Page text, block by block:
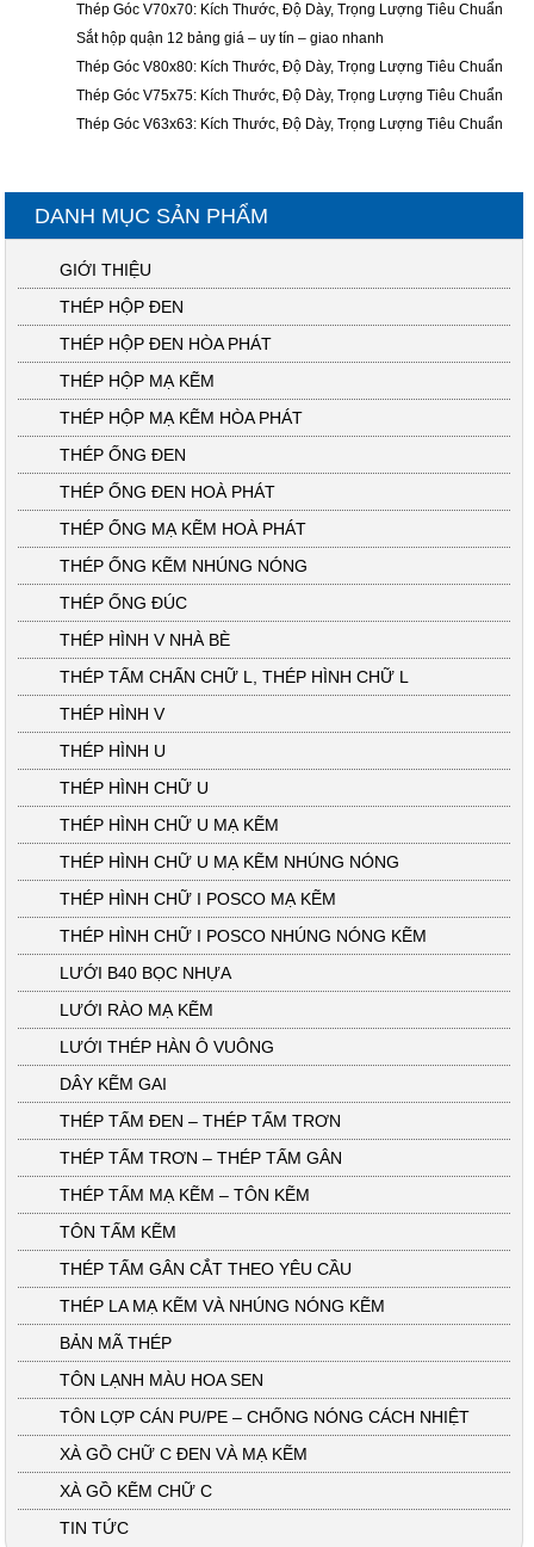
Thép Góc V70x70: Kích Thước, Độ Dày, Trọng Lượng Tiêu Chuẩn
Sắt hộp quận 12 bảng giá – uy tín – giao nhanh
Thép Góc V80x80: Kích Thước, Độ Dày, Trọng Lượng Tiêu Chuẩn
Thép Góc V75x75: Kích Thước, Độ Dày, Trọng Lượng Tiêu Chuẩn
Thép Góc V63x63: Kích Thước, Độ Dày, Trọng Lượng Tiêu Chuẩn
DANH MỤC SẢN PHẨM
GIỚI THIỆU
THÉP HỘP ĐEN
THÉP HỘP ĐEN HÒA PHÁT
THÉP HỘP MẠ KẼM
THÉP HỘP MẠ KẼM HÒA PHÁT
THÉP ỐNG ĐEN
THÉP ỐNG ĐEN HOÀ PHÁT
THÉP ỐNG MẠ KẼM HOÀ PHÁT
THÉP ỐNG KẼM NHÚNG NÓNG
THÉP ỐNG ĐÚC
THÉP HÌNH V NHÀ BÈ
THÉP TẤM CHẤN CHỮ L, THÉP HÌNH CHỮ L
THÉP HÌNH V
THÉP HÌNH U
THÉP HÌNH CHỮ U
THÉP HÌNH CHỮ U MẠ KẼM
THÉP HÌNH CHỮ U MẠ KẼM NHÚNG NÓNG
THÉP HÌNH CHỮ I POSCO MẠ KẼM
THÉP HÌNH CHỮ I POSCO NHÚNG NÓNG KẼM
LƯỚI B40 BỌC NHỰA
LƯỚI RÀO MẠ KẼM
LƯỚI THÉP HÀN Ô VUÔNG
DÂY KẼM GAI
THÉP TẤM ĐEN – THÉP TẤM TRƠN
THÉP TẤM TRƠN – THÉP TẤM GÂN
THÉP TẤM MẠ KẼM – TÔN KẼM
TÔN TẤM KẼM
THÉP TẤM GÂN CẮT THEO YÊU CẦU
THÉP LA MẠ KẼM VÀ NHÚNG NÓNG KẼM
BẢN MÃ THÉP
TÔN LẠNH MÀU HOA SEN
TÔN LỢP CÁN PU/PE – CHỐNG NÓNG CÁCH NHIỆT
XÀ GỒ CHỮ C ĐEN VÀ MẠ KẼM
XÀ GỒ KẼM CHỮ C
TIN TỨC